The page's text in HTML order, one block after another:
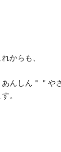
からも、
んしん＂＂や
。